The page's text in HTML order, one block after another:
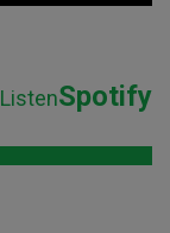
ListenSpotify